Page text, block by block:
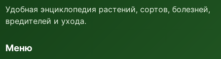
Удобная энциклопедия растений, сортов, болезней,
вредителей и ухода.
Меню